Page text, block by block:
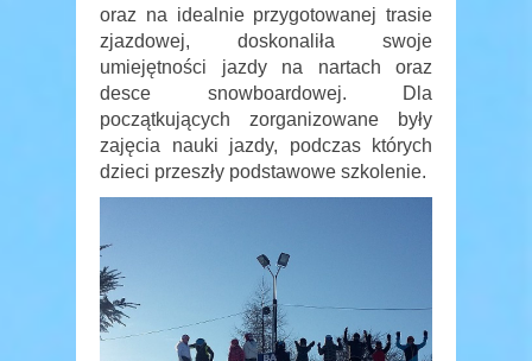
oraz na idealnie przygotowanej trasie
zjazdowej, doskonaliła swoje
umiejętności jazdy na nartach oraz
desce snowboardowej. Dla
początkujących zorganizowane były
zajęcia nauki jazdy, podczas których
dzieci przeszły podstawowe szkolenie.